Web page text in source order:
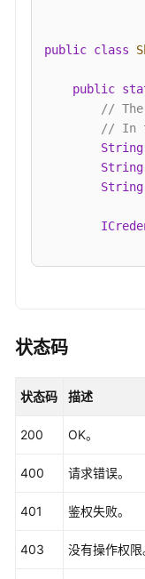
public class
public
//
// In
String
String
String
        }
catch
        }
状态码
状态码 描述
200 OK。
400 请求错误。
401 鉴权失败。
403 没有操作权限